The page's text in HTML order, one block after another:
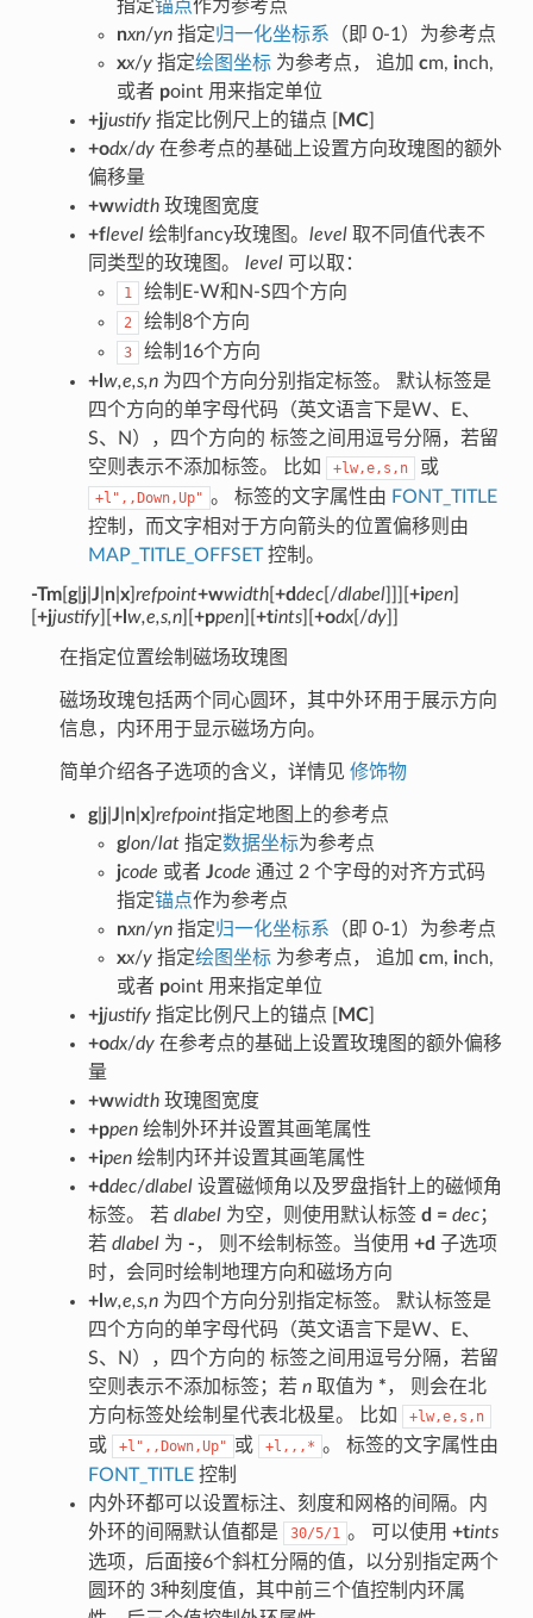
指定锚点作为参考点
nxn/yn指定归一化坐标系 （即 0-1）为参考点
xx/y指定绘图坐标为参考点， 追加 cm, inch,
或者 point 用来指定单位
+jjustify指定比例尺上的锚点 [ MC]
+odx/dy在参考点的基础上设置方向玫瑰图的额外
偏移量
+wwidth玫瑰图宽度
+flevel绘制fancy玫瑰图。 level取不同值代表不
同类型的玫瑰图。 level可以取：
1 绘制E-W和N-S四个方向
2 绘制8个方向
3
绘制16个方向
+l w,e,s,n为四个方向分别指定标签。 默认标签是
四个方向的单字母代码（英文语言下是W、E、
S、N），四个方向的 标签之间用逗号分隔，若留
空则表示不添加标签。 比如
+lw,e,s,n 或
+l",,Down,Up" 。 标签的文字属性由 FONT_TITLE
控制，而文字相对于方向箭头的位置偏移则由
MAP_TITLE_OFFSET控制。
-Tm[ g|j| J n| x] refpoint+wwidth[ +ddec[/dlabel]]][ +ipen]
+jjustify][ +l w,e,s,n][ +ppen][ +tints][ +odx[/dy]]
在指定位置绘制磁场玫瑰图
磁场玫瑰包括两个同心圆环，其中外环用于展示方向
信息，内环用于显示磁场方向。
简单介绍各子选项的含义，详情见 修饰物
g|j| J n| x] refpoint指定地图上的参考点
glon/lat指定数据坐标为参考点
jcode 或者 Jcode 通过 2 个字母的对齐方式码
指定锚点作为参考点
nxn/yn指定归一化坐标系 （即 0-1）为参考点
xx/y指定绘图坐标为参考点， 追加 cm, inch,
或者 point 用来指定单位
+jjustify指定比例尺上的锚点 [ MC]
+odx/dy在参考点的基础上设置玫瑰图的额外偏移
量
+wwidth玫瑰图宽度
+ppen绘制外环并设置其画笔属性
+ipen绘制内环并设置其画笔属性
+ddec/dlabel设置磁倾角以及罗盘指针上的磁倾角
标签。 若 dlabel为空，则使用默认标签 d = dec；
若 dlabel为 -， 则不绘制标签。当使用 +d 子选项
时，会同时绘制地理方向和磁场方向
+l w,e,s,n为四个方向分别指定标签。 默认标签是
四个方向的单字母代码（英文语言下是W、E、
S、N），四个方向的 标签之间用逗号分隔，若留
空则表示不添加标签；若 n取值为 *， 则会在北
方向标签处绘制星代表北极星。 比如
+lw,e,s,n
或 +l",,Down,Up" 或 +l,,,* 。 标签的文字属性由
FONT_TITLE控制
内外环都可以设置标注、刻度和网格的间隔。内
外环的间隔默认值都是
30/5/1 。 可以使用 +tints
选项，后面接6个斜杠分隔的值，以分别指定两个
圆环的 3种刻度值，其中前三个值控制内环属